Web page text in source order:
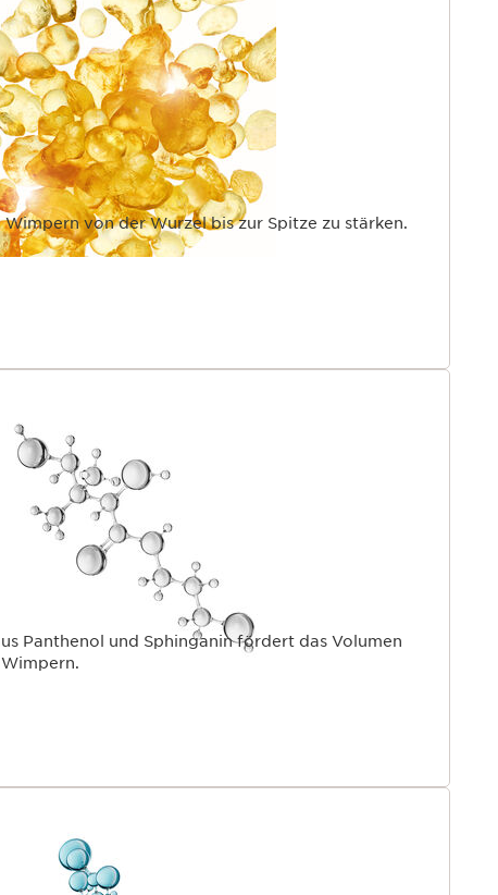
88 % Hautpflegeformel.
Verschluss enthält mindestens 75 % recyceltes
+[HA], bestehend aus Panthenol und Sphinganin,
und Hyaluronsäure. Diese Mascara umhüllt die
und verbessert ihr Aussehen.
BRUSH besteht aus Fasern, die aus Rizinusöl
von der Wurzel bis zur Spitze zu stärken.
Panthenol und Sphinganin fördert das Volumen